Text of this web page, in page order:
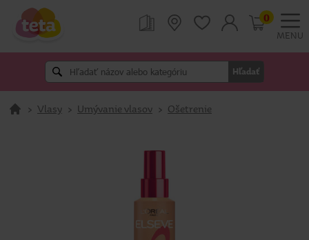
MENU
Hľadať
0
> Vlasy > Umývanie vlasov > Ošetrenie